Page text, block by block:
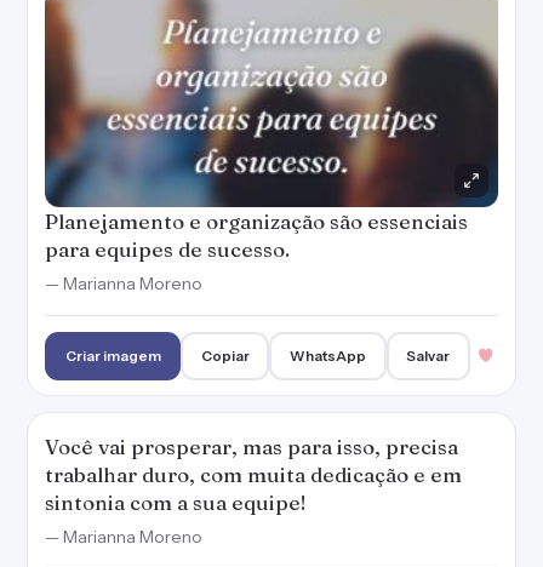
Planejamento e organização são essenciais
para equipes de sucesso.
— Marianna Moreno
Criar imagem Copiar WhatsApp Salvar
Você vai prosperar, mas para isso, precisa
trabalhar duro, com muita dedicação e em
sintonia com a sua equipe!
— Marianna Moreno